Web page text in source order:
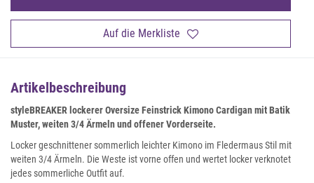
Auf die Merkliste
Artikelbeschreibung
styleBREAKER lockerer Oversize Feinstrick Kimono Cardigan mit Batik
Muster, weiten 3/4 Ärmeln und offener Vorderseite.
Locker geschnittener sommerlich leichter Kimono im Fledermaus Stil mit
weiten 3/4 Ärmeln. Die Weste ist vorne offen und wertet locker verknotet
jedes sommerliche Outfit auf.